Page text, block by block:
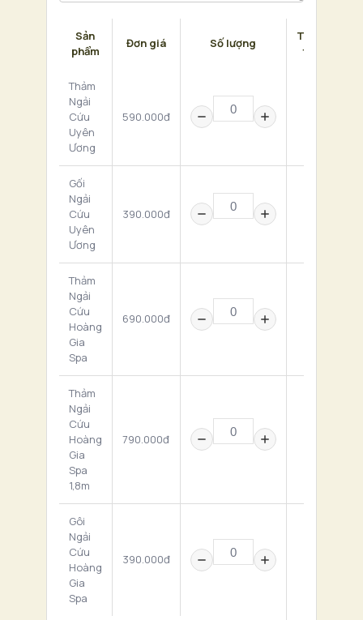
Sản
phẩm
Đơn giá Số lượng
Thành
tiền
Thảm
Ngải
Cứu
Uyên
Ương
590.000đ
Gối
Ngải
Cứu
Uyên
Ương
390.000đ
Thảm
Ngải
Cứu
Hoàng
Gia
Spa
690.000đ
Thảm
Ngải
Cứu
Hoàng
Gia
Spa
1,8m
790.000đ
Gôi
Ngải
Cứu
Hoàng
Gia
Spa
390.000đ